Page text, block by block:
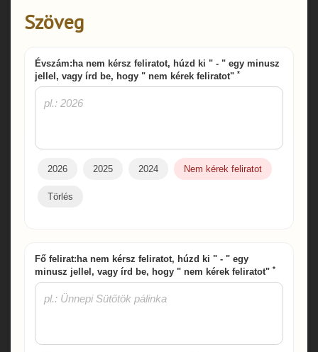
Szöveg
Évszám:ha nem kérsz feliratot, húzd ki " - " egy minusz
jellel, vagy írd be, hogy " nem kérek feliratot" *
2026 2025 2024 Nem kérek feliratot
Törlés
Fő felirat:ha nem kérsz feliratot, húzd ki " - " egy
minusz jellel, vagy írd be, hogy " nem kérek feliratot" *